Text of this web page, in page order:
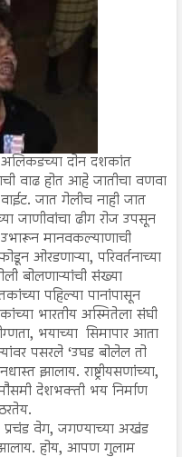
दोन दशकांत
वाढ होत आहे जातीचा वणवा
जात गेलीच नाही जात
जाणीवांचा ढीग रोज उपसून
मानवकल्याणाची
ओरडणाऱ्या, परिवर्तनाच्या
बोलणाऱ्यांची संख्या
पहिल्या पानांपासून
भारतीय अस्मितेला संघी
भयाच्या सिमापार आता
पसरले ‘उघड बोलेल तो
झालाय. राष्ट्रीयसणांच्या,
देशभक्ती भय निर्माण
वेग, जगण्याच्या अखंड
होय, आपण गुलाम